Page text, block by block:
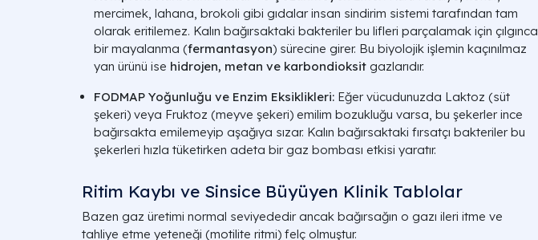
mercimek, lahana, brokoli gibi gıdalar insan sindirim sistemi tarafından tam
olarak eritilemez. Kalın bağırsaktaki bakteriler bu lifleri parçalamak için çılgınca
bir mayalanma (fermantasyon) sürecine girer. Bu biyolojik işlemin kaçınılmaz
yan ürünü ise hidrojen, metan ve karbondioksit gazlarıdır.
FODMAP Yoğunluğu ve Enzim Eksiklikleri: Eğer vücudunuzda Laktoz (süt
şekeri) veya Fruktoz (meyve şekeri) emilim bozukluğu varsa, bu şekerler ince
bağırsakta emilemeyip aşağıya sızar. Kalın bağırsaktaki fırsatçı bakteriler bu
şekerleri hızla tüketirken adeta bir gaz bombası etkisi yaratır.
Ritim Kaybı ve Sinsice Büyüyen Klinik Tablolar
Bazen gaz üretimi normal seviyededir ancak bağırsağın o gazı ileri itme ve
tahliye etme yeteneği (motilite ritmi) felç olmuştur.